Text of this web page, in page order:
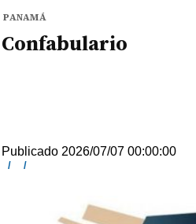
PANAMÁ
Confabulario
Publicado 2026/07/07 00:00:00
/ /